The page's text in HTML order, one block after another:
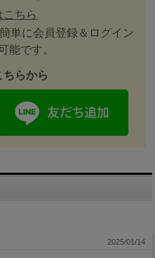
ちら
単に会員登録＆ログイン
能です。
ちらから
2025/01/14